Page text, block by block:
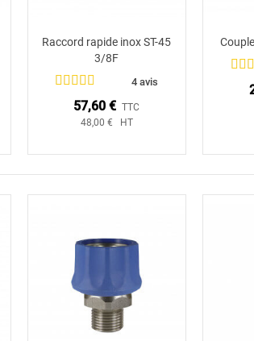
Ajouter au panier
Raccord rapide inox ST-45
3/8F
4 avis
57,60 € TTC
48,00 € HT